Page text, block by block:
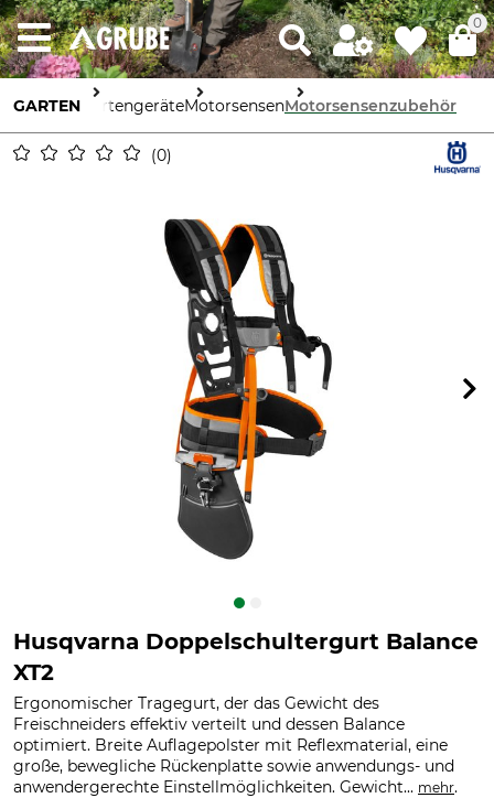
0
GARTEN GartengeräteMotorsensenMotorsensenzubehör
0
Husqvarna Doppelschultergurt Balance
XT2
Ergonomischer Tragegurt, der das Gewicht des
Freischneiders effektiv verteilt und dessen Balance
optimiert. Breite Auflagepolster mit Reflexmaterial, eine
große, bewegliche Rückenplatte sowie anwendungs- und
anwendergerechte Einstellmöglichkeiten. Gewicht... mehr.